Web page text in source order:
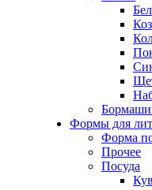
Формы для
Форма
Прочее
Посуда